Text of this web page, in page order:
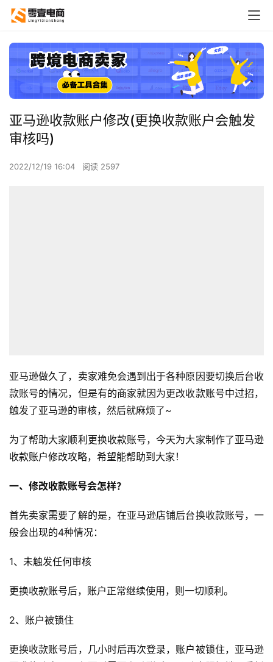
亚马逊收款账户修改(更换收款账户会触发
审核吗)
2022/12/19 16:04 阅读 2597
亚马逊做久了，卖家难免会遇到出于各种原因要切换后台收
款账号的情况，但是有的商家就因为更改收款账号中过招，
触发了亚马逊的审核，然后就麻烦了~
为了帮助大家顺利更换收款账号，今天为大家制作了亚马逊
收款账户修改攻略，希望能帮助到大家！
一、修改收款账号会怎样？
首先卖家需要了解的是，在亚马逊店铺后台换收款账号，一
般会出现的4种情况：
1、未触发任何审核
更换收款账号后，账户正常继续使用，则一切顺利。
2、账户被锁住
更换收款账号后，几小时后再次登录，账户被锁住，亚马逊